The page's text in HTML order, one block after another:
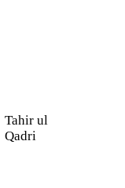
Tahir ul
Qadri